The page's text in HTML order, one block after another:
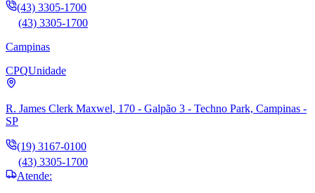
(43) 3305-1700
(43) 3305-1700
Campinas
CPQUnidade
R. James Clerk Maxwel, 170 - Galpão 3 - Techno Park, Campinas -
SP
(19) 3167-0100
(43) 3305-1700
Atende: